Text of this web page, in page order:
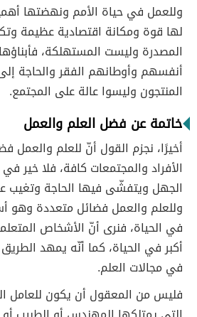
وللعمل في حياة الأمم ونهضتها
لها قوة ومكانة اقتصادية عظيمة
المصدرة وليست المستهلكة،
أنفسهم وأوطانهم الفقر والحاجة
المنتجون وليسوا عالة على المجتمع.
خاتمة عن فضل العلم والعمل
أخيرًا، نجزم القول أنّ للعلم والعمل
الأفراد والمجتمعات كافة، فلا خير
الجهل ويتفشّى فيها الحاجة وتغيب
وللعلم والعمل فضائل متعددة وهو
في الحياة، فنرى أنّ الأشخاص
أكبر في الحياة، كما أنّه يمهد الطريق
في مجالات العلم.
فليس من المعقول أن يكون للعامل